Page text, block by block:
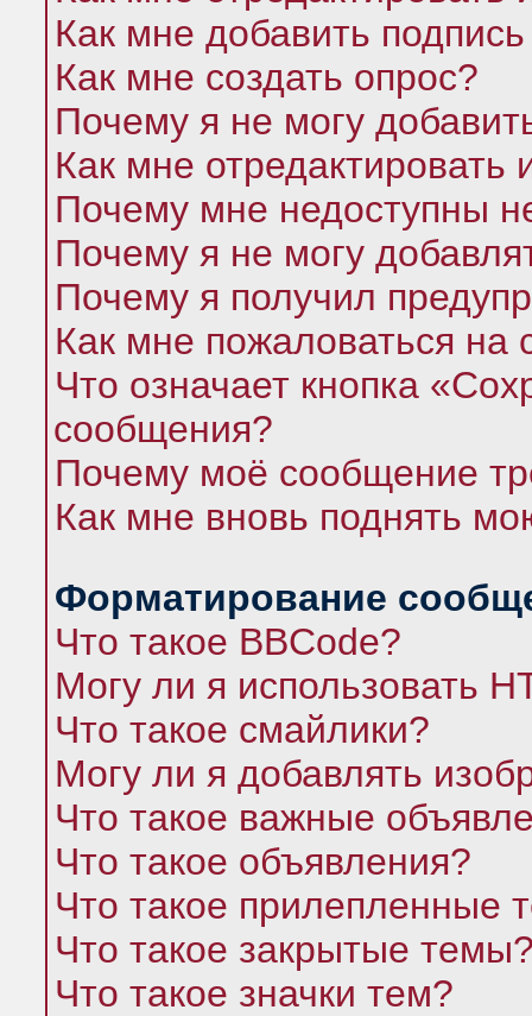
Как мне добавить
Как мне создать опрос?
Почему я не могу
Как мне отредактировать
Почему мне недоступны
Почему я не могу
Почему я получил
Как мне пожаловаться
Что означает кнопка
сообщения?
Почему моё сообщение
Как мне вновь поднять
Форматирование
Что такое BBCode?
Могу ли я использовать
Что такое смайлики?
Могу ли я добавлять
Что такое важные
Что такое объявления?
Что такое прилепленные
Что такое закрытые
Что такое значки тем?